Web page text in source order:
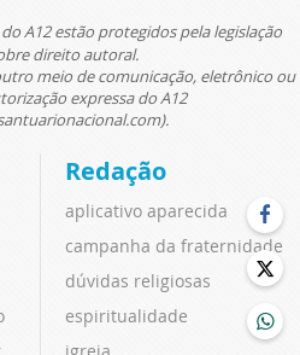
A12 estão protegidos pela legislação
direito autoral.
meio de comunicação, eletrônico ou
expressa do A12
Redação
aplicativo aparecida
campanha da fraternidade
dúvidas religiosas
espiritualidade